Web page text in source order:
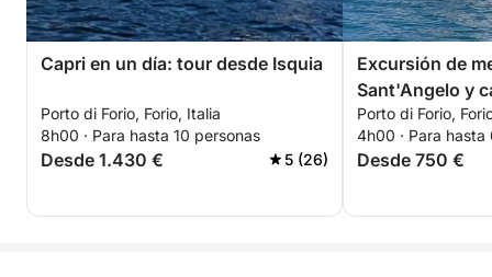
Capri en un día: tour desde Isquia
Porto di Forio, Forio, Italia
8h00 · Para hasta 10 personas
Desde 1.430 € 5 (26)
Excursión de
Sant'Angelo y
Porto di Forio,
4h00 · Para hasta
Desde 750 €